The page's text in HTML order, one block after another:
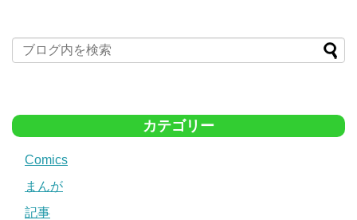
カテゴリー
Comics
まんが
記事